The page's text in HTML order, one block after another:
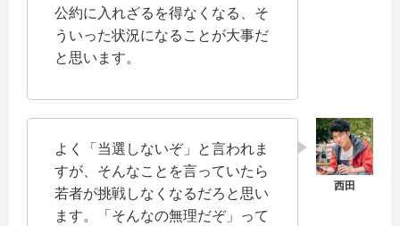
公約に入れざるを得なくなる、そ
ういった状況になることが大事だ
と思います。
よく「当選しないぞ」と言われま
すが、そんなことを言っていたら
若者が挑戦しなくなるだろと思い
ます。「そんなの無理だぞ」って